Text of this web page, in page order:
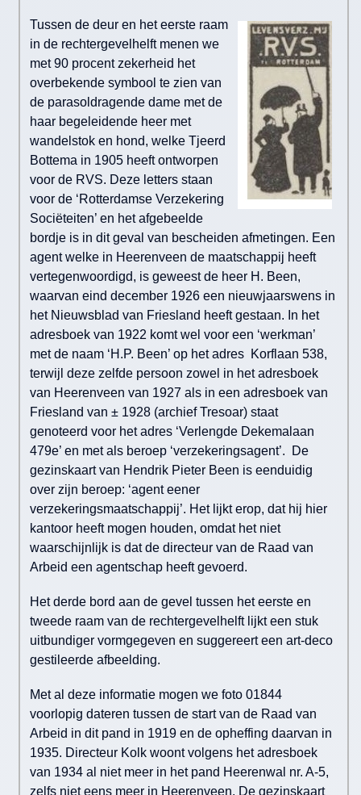
Tussen de deur en het eerste raam
in de rechtergevelhelft menen we
met 90 procent zekerheid het
overbekende symbool te zien van
de parasoldragende dame met de
haar begeleidende heer met
wandelstok en hond, welke Tjeerd
Bottema in 1905 heeft ontworpen
voor de RVS. Deze letters staan
voor de ‘Rotterdamse Verzekering
Sociëteiten’ en het afgebeelde
bordje is in dit geval van bescheiden afmetingen. Een
agent welke in Heerenveen de maatschappij heeft
vertegenwoordigd, is geweest de heer H. Been,
waarvan eind december 1926 een nieuwjaarswens in
het Nieuwsblad van Friesland heeft gestaan. In het
adresboek van 1922 komt wel voor een ‘werkman’
met de naam ‘H.P. Been’ op het adres Korflaan 538,
terwijl deze zelfde persoon zowel in het adresboek
van Heerenveen van 1927 als in een adresboek van
Friesland van ± 1928 (archief Tresoar) staat
genoteerd voor het adres ‘Verlengde Dekemalaan
479e’ en met als beroep ‘verzekeringsagent’. De
gezinskaart van Hendrik Pieter Been is eenduidig
over zijn beroep: ‘agent eener
verzekeringsmaatschappij’. Het lijkt erop, dat hij hier
kantoor heeft mogen houden, omdat het niet
waarschijnlijk is dat de directeur van de Raad van
Arbeid een agentschap heeft gevoerd.
Het derde bord aan de gevel tussen het eerste en
tweede raam van de rechtergevelhelft lijkt een stuk
uitbundiger vormgegeven en suggereert een art-deco
gestileerde afbeelding.
Met al deze informatie mogen we foto 01844
voorlopig dateren tussen de start van de Raad van
Arbeid in dit pand in 1919 en de opheffing daarvan in
1935. Directeur Kolk woont volgens het adresboek
van 1934 al niet meer in het pand Heerenwal nr. A-5,
zelfs niet eens meer in Heerenveen. De gezinskaart